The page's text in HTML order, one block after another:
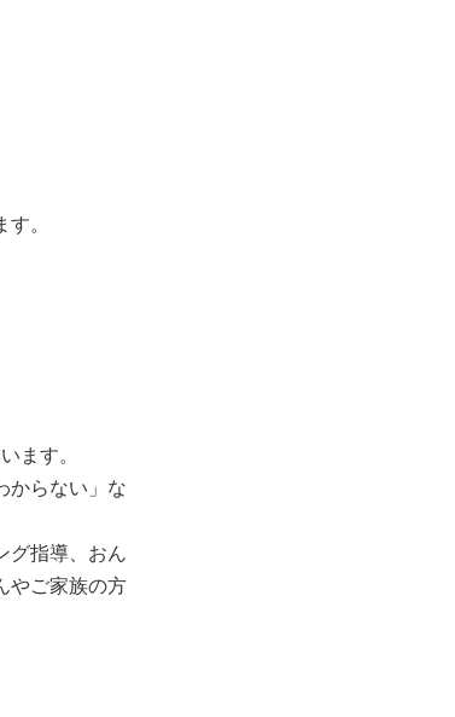
。
ます。
からない」な
グ指導、おん
やご家族の方